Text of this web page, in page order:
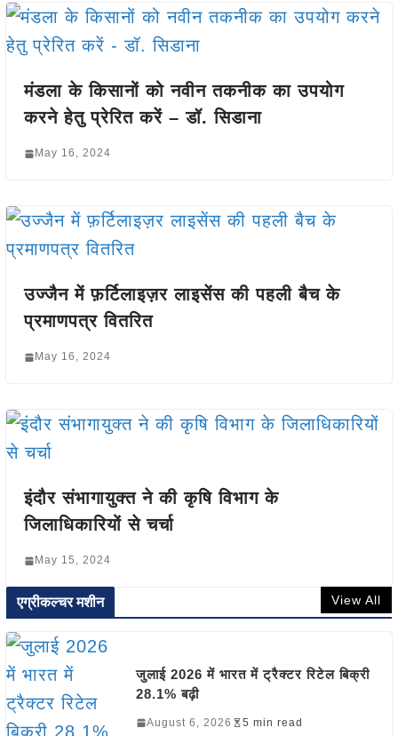
मंडला के किसानों को नवीन तकनीक का उपयोग
करने हेतु प्रेरित करें – डॉ. सिडाना
May 16, 2024
उज्जैन में फ़र्टिलाइज़र लाइसेंस की पहली बैच के
प्रमाणपत्र वितरित
May 16, 2024
इंदौर संभागायुक्त ने की कृषि विभाग के
जिलाधिकारियों से चर्चा
May 15, 2024
एग्रीकल्चर मशीन View All
जुलाई 2026 में भारत में ट्रैक्टर रिटेल बिक्री
28.1% बढ़ी
August 6, 2026 5 min read